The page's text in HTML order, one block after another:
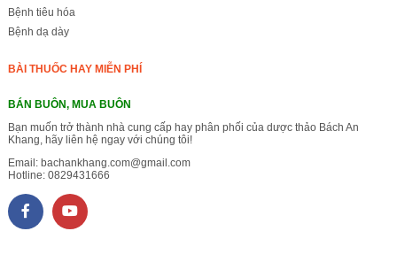
Bệnh tiêu hóa
Bệnh dạ dày
BÀI THUỐC HAY MIỄN PHÍ
BÁN BUÔN, MUA BUÔN
Bạn muốn trở thành nhà cung cấp hay phân phối của dược thảo Bách An
Khang, hãy liên hệ ngay với chúng tôi!
Email: bachankhang.com@gmail.com
Hotline: 0829431666